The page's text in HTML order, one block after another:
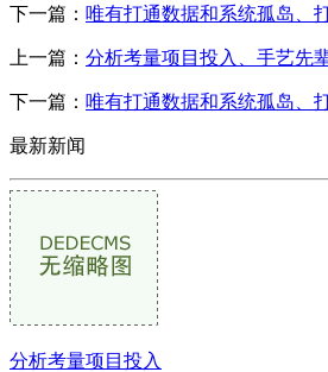
下一篇： 唯有打通数据和系统孤岛、
上一篇： 分析考量项目投入、手艺先
下一篇： 唯有打通数据和系统孤岛、
最新新闻
分析考量项目投入